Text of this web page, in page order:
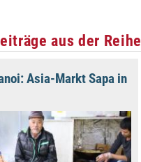
aus der Reihe
Asia-Markt Sapa in